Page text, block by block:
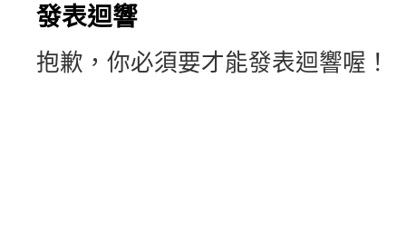
發表迴響
抱歉，你必須要才能發表迴響喔！